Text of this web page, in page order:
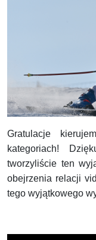
Gratulacje
kategoriach!
tworzyliście ten
obejrzenia relacji
tego wyjątkowego